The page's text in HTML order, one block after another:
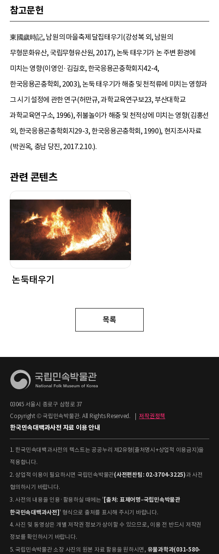
참고문헌
東國歲時記, 남원의 마을축제 달집태우기(강성복 외, 남원의
무형문화유산, 국립무형유산원, 2017), 논둑 태우기가 논 주변 환경에
미치는 영향(이영인·김길호, 한국응용곤충학회지42-4,
한국응용곤충학회, 2003), 논둑 태우기가 해충 및 천적류에 미치는 영향과
그 시기 설정에 관한 연구(허만규, 과학교육연구보23, 부산대학교
과학교육연구소, 1996), 쥐불놀이가 해충 및 천적상에 미치는 영향(김홍선
외, 한국응용곤충학회지29-3, 한국응용곤충학회, 1990), 현지조사자료
(박권옥, 충남 당진, 2017.2.10.).
관련 콘텐츠
논둑태우기
목록
03045 서울시 종로구 삼청로 37
Copyright © 국립민속박물관. All Rights Reserved.
저작권정책
한국민속대백과사전 자료 이용 안내
1. 한국민속대백과사전의 텍스트는 공공누리 제2유형(출처명시+상업적 이용금지)을
적용합니다.
2. 상업적 이용이 필요하시면 국립민속박물관(사전편찬팀: 02-3704-3225)과 사전
협의하시기 바랍니다.
3. 사전의 내용을 인용·활용하실 때에는 ' [출처: 표제어명–국립민속박물관
한국민속대백과사전] ' 형식으로 출처를 표시해 주시기 바랍니다.
4. 사진 및 동영상은 개별 저작권 정보가 상이할 수 있으므로, 이용 전 반드시 저작권
정보를 확인하시기 바랍니다.
5. 국립민속박물관 소장 사진의 원본 자료 활용을 원하시면, 유물과학과(031-580-